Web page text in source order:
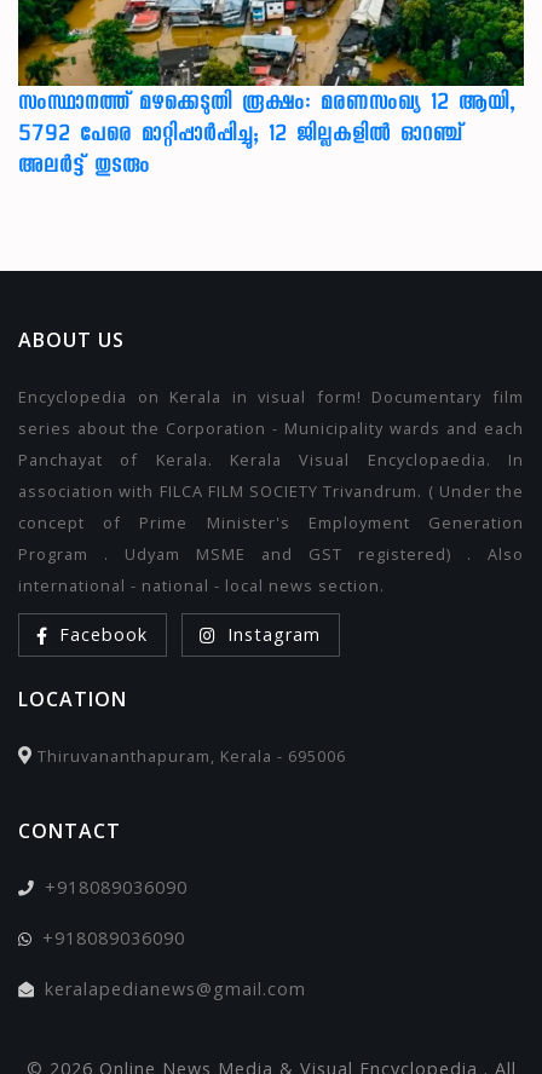
സംസ്ഥാനത്ത് മഴക്കെടുതി രൂക്ഷം: മരണസംഖ്യ 12 ആയി,
5792 പേരെ മാറ്റിപ്പാർപ്പിച്ചു; 12 ജില്ലകളിൽ ഓറഞ്ച്
അലർട്ട് തുടരും
ABOUT US
Encyclopedia on Kerala in visual form! Documentary film
series about the Corporation - Municipality wards and each
Panchayat of Kerala. Kerala Visual Encyclopaedia. In
association with FILCA FILM SOCIETY Trivandrum. ( Under the
concept of Prime Minister's Employment Generation
Program . Udyam MSME and GST registered) . Also
international - national - local news section.
Facebook Instagram
LOCATION
Thiruvananthapuram, Kerala - 695006
CONTACT
+918089036090
+918089036090
keralapedianews@gmail.com
© 2026 Online News Media & Visual Encyclopedia . All